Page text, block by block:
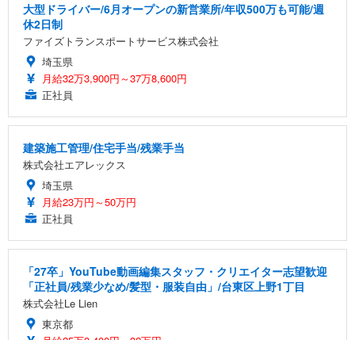
大型ドライバー/6月オープンの新営業所/年収500万も可能/週
休2日制
ファイズトランスポートサービス株式会社
埼玉県
月給32万3,900円～37万8,600円
正社員
建築施工管理/住宅手当/残業手当
株式会社エアレックス
埼玉県
月給23万円～50万円
正社員
「27卒」YouTube動画編集スタッフ・クリエイター志望歓迎
「正社員/残業少なめ/髪型・服装自由」/台東区上野1丁目
株式会社Le Lien
東京都